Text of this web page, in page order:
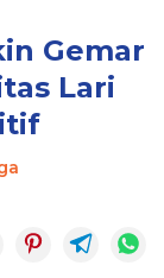
Gemar
Lari